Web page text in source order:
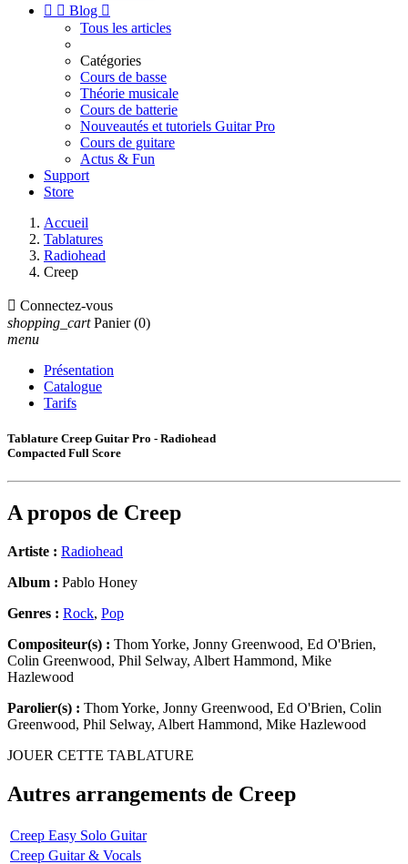
  Blog 
Tous les articles
Catégories
Cours de basse
Théorie musicale
Cours de batterie
Nouveautés et tutoriels Guitar Pro
Cours de guitare
Actus & Fun
Support
Store
Accueil
Tablatures
Radiohead
Creep
 Connectez-vous
shopping_cart Panier (0)
menu
Présentation
Catalogue
Tarifs
Tablature Creep Guitar Pro - Radiohead
Compacted Full Score
A propos de Creep
Artiste : Radiohead
Album : Pablo Honey
Genres : Rock, Pop
Compositeur(s) : Thom Yorke, Jonny Greenwood, Ed O'Brien,
Colin Greenwood, Phil Selway, Albert Hammond, Mike
Hazlewood
Parolier(s) : Thom Yorke, Jonny Greenwood, Ed O'Brien, Colin
Greenwood, Phil Selway, Albert Hammond, Mike Hazlewood
JOUER CETTE TABLATURE
Autres arrangements de Creep
Creep Easy Solo Guitar
Creep Guitar & Vocals